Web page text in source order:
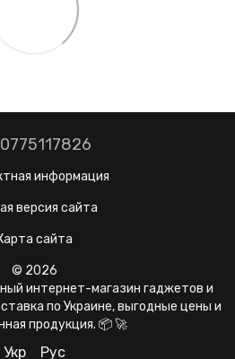
информация
версия сайта
сайта
© 2026
интернет-магазин гаджетов и
по Украине, выгодные цены и
продукция. 📦 🚀
Укр Рус